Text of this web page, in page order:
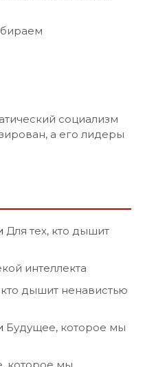
социализм
а его лидеры
Для тех, кто дышит
интеллекта
кто дышит ненавистью
Будущее, которое мы